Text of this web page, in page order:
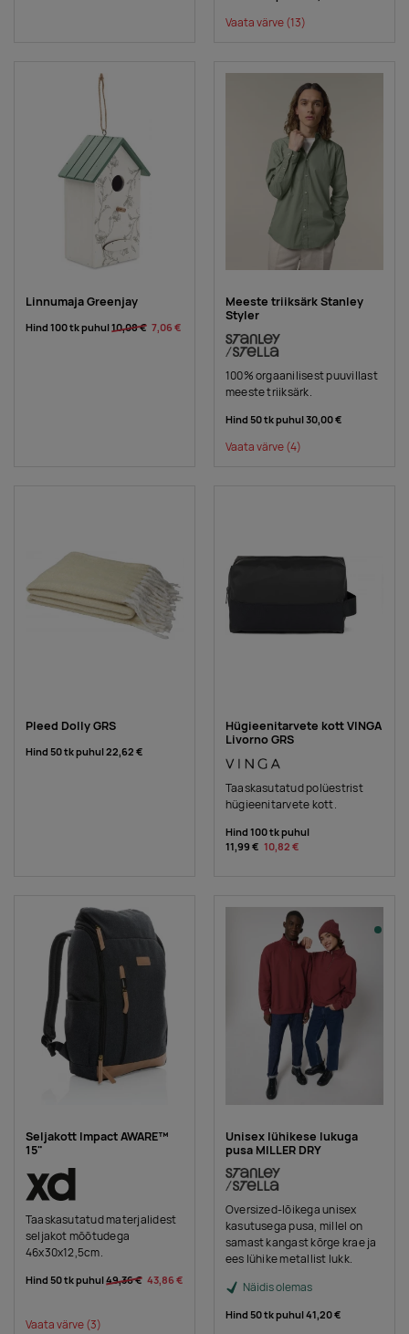
Vaata värve(13)
Linnumaja Greenjay
Hind 100 tk puhul10,08 € 7,06 €
Meeste triiksärk Stanley
Styler
100% orgaanilisest puuvillast
meeste triiksärk.
Hind 50 tk puhul30,00 €
Vaata värve(4)
Pleed Dolly GRS
Hind 50 tk puhul22,62 €
Hügieenitarvete kott VINGA
Livorno GRS
Taaskasutatud polüestrist
hügieenitarvete kott.
Hind 100 tk puhul
11,99 € 10,82 €
Seljakott Impact AWARE™
15"
Taaskasutatud materjalidest
seljakot mõõtudega
46x30x12,5cm.
Hind 50 tk puhul49,36 € 43,86 €
Vaata värve(3)
Unisex lühikese lukuga
pusa MILLER DRY
Oversized-lõikega unisex
kasutusega pusa, millel on
samast kangast kõrge krae ja
ees lühike metallist lukk.
Näidis olemas
Hind 50 tk puhul41,20 €